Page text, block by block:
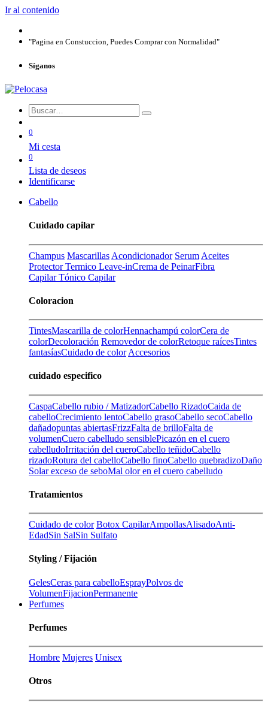
Ir al contenido
"Pagina en Constuccion, Puedes Comprar con Normalidad"
Síganos
0
Mi cesta
0
Lista de deseos
Identificarse
Cabello
Cuidado capilar
Champus Mascarillas Acondicionador Serum Aceites
Protector Termico Leave-inCrema de PeinarFibra
CapilarTónico Capilar
Coloracion
TintesMascarilla de colorHennachampú colorCera de
colorDecoloración Removedor de colorRetoque raícesTintes
fantasíasCuidado de color Accesorios
cuidado especifico
CaspaCabello rubio / MatizadorCabello RizadoCaida de
cabelloCrecimiento lentoCabello grasoCabello secoCabello
dañadopuntas abiertasFrizzFalta de brilloFalta de
volumenCuero cabelludo sensiblePicazón en el cuero
cabelludoIrritación del cueroCabello teñidoCabello
rizadoRotura del cabelloCabello finoCabello quebradizoDaño
Solarexceso de seboMal olor en el cuero cabelludo
Tratamientos
Cuidado de color Botox CapilarAmpollasAlisadoAnti-
EdadSin SalSin Sulfato
Styling / Fijación
GelesCeras para cabelloEsprayPolvos de
VolumenFijacionPermanente
Perfumes
Perfumes
Hombre Mujeres Unisex
Otros